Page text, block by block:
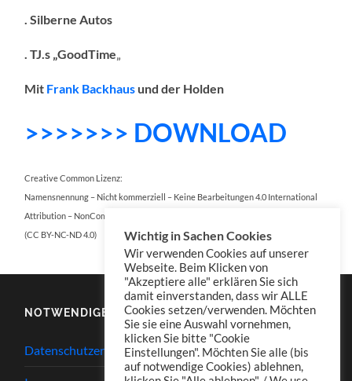
. Silberne Autos
. TJ.s „GoodTime
Mit Frank Backhaus und der Holden
>>>>>>> DOWNLOAD
Creative Common Lizenz:
Namensnennung – Nicht kommerziell – Keine Bearbeitungen 4.0 International
Attribution – NonCommercial – NoDerivatives 4.0 International
(CC BY-NC-ND 4.0)
NOTWENDIGES
Datenschutzerklärung
Wichtig in Sachen Cookies
Wir verwenden Cookies auf unserer
Webseite. Beim Klicken von
"Akzeptiere alle" erklären Sie sich
damit einverstanden, dass wir ALLE
Cookies setzen/verwenden. Möchten
Sie sie eine Auswahl vornehmen,
klicken Sie bitte "Cookie
Einstellungen". Möchten Sie alle (bis
auf notwendige Cookies) ablehnen,